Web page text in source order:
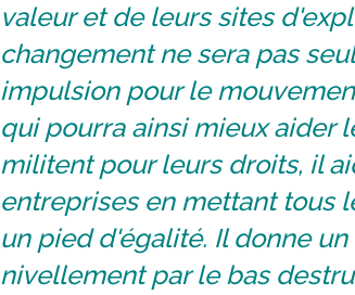
valeur et de leurs sites
changement ne sera pas
impulsion pour le
qui pourra ainsi mieux aider
militent pour leurs droits, il
entreprises en mettant tous
un pied d'égalité. Il donne
nivellement par le bas